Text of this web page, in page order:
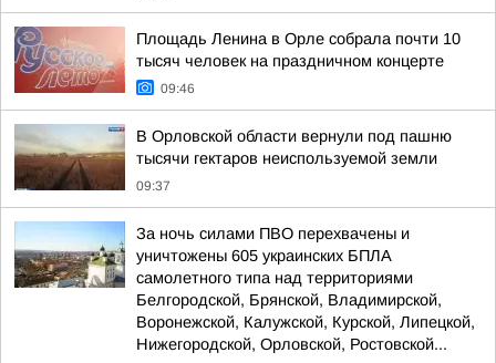
Площадь Ленина в Орле собрала почти 10
тысяч человек на праздничном концерте
09:46
В Орловской области вернули под пашню
тысячи гектаров неиспользуемой земли
09:37
За ночь силами ПВО перехвачены и
уничтожены 605 украинских БПЛА
самолетного типа над территориями
Белгородской, Брянской, Владимирской,
Воронежской, Калужской, Курской, Липецкой,
Нижегородской, Орловской, Ростовской...